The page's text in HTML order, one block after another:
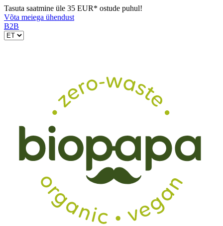
Tasuta saatmine üle 35 EUR* ostude puhul!
Võta meiega ühendust
B2B